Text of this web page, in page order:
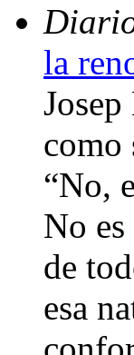
la
como
“No,
No
de
esa